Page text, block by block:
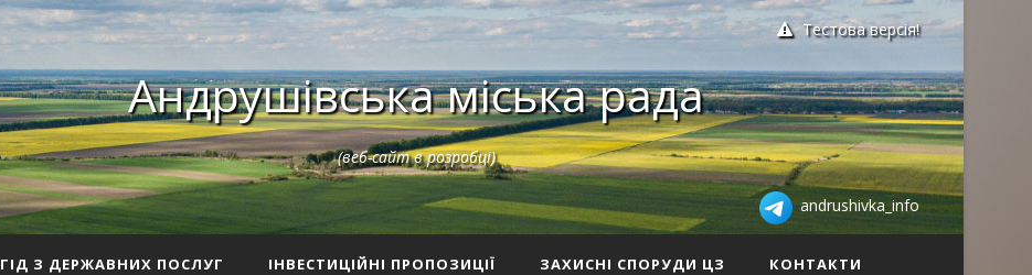
Тестова версія!
Андрушівська міська рада
(веб-сайт в розробці)
andrushivka_info
ГІД З ДЕРЖАВНИХ ПОСЛУГ ІНВЕСТИЦІЙНІ ПРОПОЗИЦІЇ ЗАХИСНІ СПОРУДИ ЦЗ КОНТАКТИ